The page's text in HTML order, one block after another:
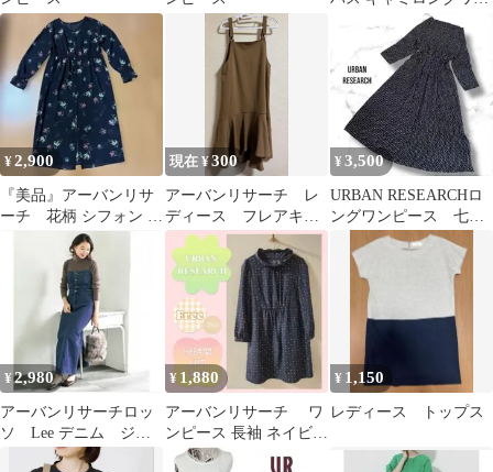
ピース 綿100
¥2,900
『美品』アーバンリサ
ーチ 花柄 シフォン ロ
ングワンピース フリ
現在 ¥300
アーバンリサーチ レ
ディース フレアキャ
ミワンピース キャメ
ル F
¥ 3,500
URBAN RESEARCHロ
ングワンピース 七分
袖 ブラック レオパード
¥2,980
アーバンリサーチロッ
ソ Lee デニム ジャ
ンパースカート S
¥ 1,880
アーバンリサーチ ワ
ンピース 長袖 ネイビー
freeサイズ
¥ 1,150
レディース トップス